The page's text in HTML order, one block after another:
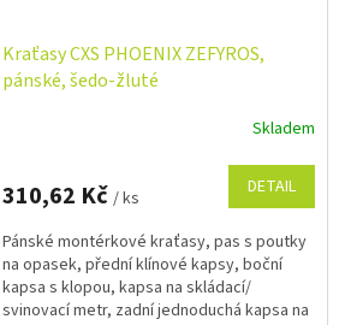
Kraťasy CXS PHOENIX ZEFYROS,
pánské, šedo-žluté
Skladem
310,62 Kč / ks DETAIL
Pánské montérkové kraťasy, pas s poutky
na opasek, přední klínové kapsy, boční
kapsa s klopou, kapsa na skládací/
svinovací metr, zadní jednoduchá kapsa na